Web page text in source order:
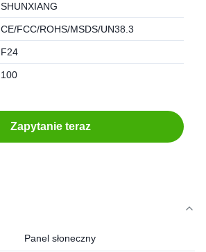
SHUNXIANG
CE/FCC/ROHS/MSDS/UN38.3
F24
100
Zapytanie teraz
Panel słoneczny